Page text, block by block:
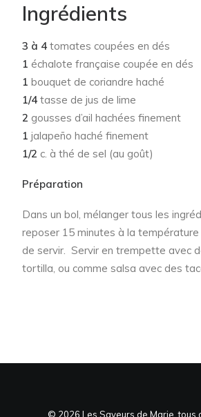
Ingrédients
3 à 4 tomates coupées en dés
1 échalote française coupée en dés
1 bouquet de coriandre haché
1/4 tasse de jus de lime
2 gousses d’ail hachées finement
1 jalapeño haché finement
1/2 c. à thé de sel (au goût)
Préparation
Dans un bol, mélanger tous les
reposer 15 minutes à la
de servir. Servir en trempette avec
tortilla, ou comme salsa avec des
© 2026 Les Saveurs de Marie, tous